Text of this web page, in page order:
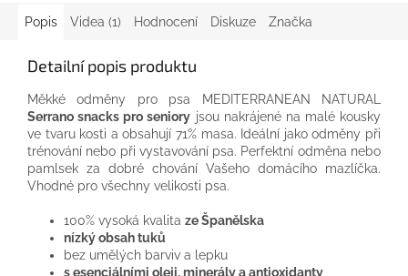
Popis Videa (1) Hodnocení Diskuze Značka
Detailní popis produktu
Měkké odměny pro psa MEDITERRANEAN NATURAL
Serrano snacks pro seniory jsou nakrájené na malé kousky
ve tvaru kosti a obsahují 71% masa. Ideální jako odměny při
trénování nebo při vystavování psa. Perfektní odměna nebo
pamlsek za dobré chování Vašeho domácího mazlíčka.
Vhodné pro všechny velikosti psa.
100% vysoká kvalita ze Španělska
nízký obsah tuků
bez umělých barviv a lepku
s esenciálními oleji, minerály a antioxidanty